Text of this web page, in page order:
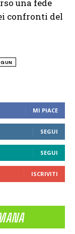
MI PIACE
SEGUI
SEGUI
ISCRIVITI
una fede
confronti del